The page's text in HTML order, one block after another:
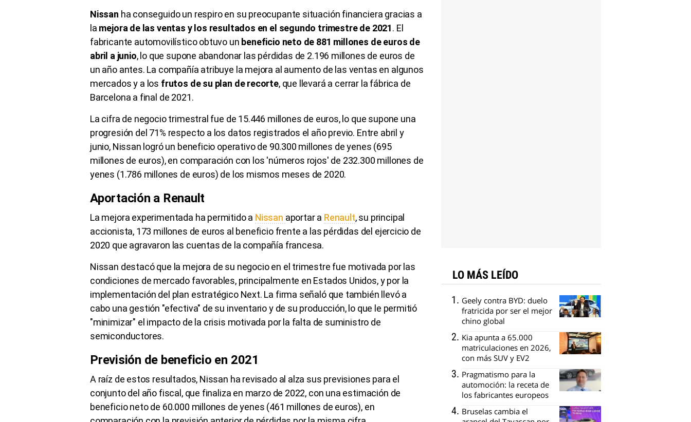
Nissan ha conseguido un respiro en su preocupante situación financiera gracias a
la mejora de las ventas y los resultados en el segundo trimestre de 2021. El
fabricante automovilístico obtuvo un beneficio neto de 881 millones de euros de
abril a junio, lo que supone abandonar las pérdidas de 2.196 millones de euros de
un año antes. La compañía atribuye la mejora al aumento de las ventas en algunos
mercados y a los frutos de su plan de recorte, que llevará a cerrar la fábrica de
Barcelona a final de 2021.
La cifra de negocio trimestral fue de 15.446 millones de euros, lo que supone una
progresión del 71% respecto a los datos registrados el año previo. Entre abril y
junio, Nissan logró un beneficio operativo de 90.300 millones de yenes (695
millones de euros), en comparación con los 'números rojos' de 232.300 millones de
yenes (1.786 millones de euros) de los mismos meses de 2020.
Aportación a Renault
La mejora experimentada ha permitido a Nissan aportar a Renault, su principal
accionista, 173 millones de euros al beneficio frente a las pérdidas del ejercicio de
2020 que agravaron las cuentas de la compañía francesa.
Nissan destacó que la mejora de su negocio en el trimestre fue motivada por las
condiciones de mercado favorables, principalmente en Estados Unidos, y por la
implementación del plan estratégico Next. La firma señaló que también llevó a
cabo una gestión "efectiva" de su inventario y de su producción, lo que le permitió
"minimizar" el impacto de la crisis motivada por la falta de suministro de
semiconductores.
Previsión de beneficio en 2021
A raíz de estos resultados, Nissan ha revisado al alza sus previsiones para el
conjunto del año fiscal, que finaliza en marzo de 2022, con una estimación de
beneficio neto de 60.000 millones de yenes (461 millones de euros), en
LO MÁS LEÍDO
Geely contra BYD: duelo
fratricida por ser el mejor
chino global
Kia apunta a 65.000
matriculaciones en 2026,
con más SUV y EV2
Pragmatismo para la
automoción: la receta de
los fabricantes europeos
Bruselas cambia el